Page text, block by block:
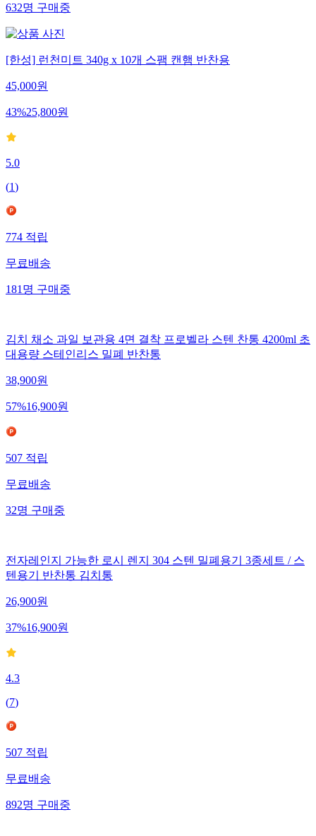
632명구매중
[한성] 런천미트 340g x 10개 스팸 캔햄 반찬용
45,000원
43%25,800원
5.0
(1)
774적립
무료배송
181명구매중
김치 채소 과일 보관용 4면 결착 프로벨라 스텐 찬통 4200ml 초
대용량 스테인리스 밀폐 반찬통
38,900원
57%16,900원
507적립
무료배송
32명구매중
전자레인지 가능한 로시 렌지 304 스텐 밀폐용기 3종세트 / 스
텐용기 반찬통 김치통
26,900원
37%16,900원
4.3
(7)
507적립
무료배송
892명구매중